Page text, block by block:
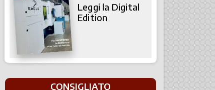
Leggi la Digital
Edition
CONSIGLIATO